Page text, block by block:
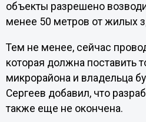
объекты разрешено
менее 50 метров от жилых
Тем не менее, сейчас
которая должна поставить
микрорайона и владельца
Сергеев добавил, что
также еще не окончена.